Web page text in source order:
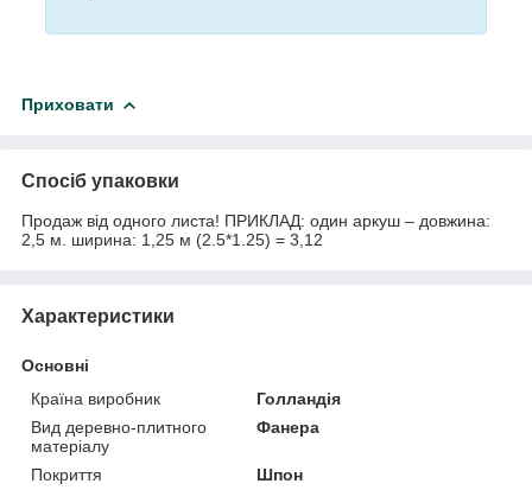
Приховати
Спосіб упаковки
Продаж від одного листа! ПРИКЛАД: один аркуш – довжина:
2,5 м. ширина: 1,25 м (2.5*1.25) = 3,12
Характеристики
Основні
Країна виробник
Голландія
Вид деревно-плитного
матеріалу
Фанера
Покриття
Шпон